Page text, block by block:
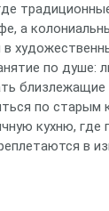
а
по душе:
близлежащие
по старым
кухню, где
в